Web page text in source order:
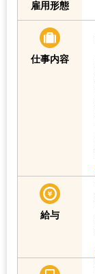
雇用形態
仕事内容
給与